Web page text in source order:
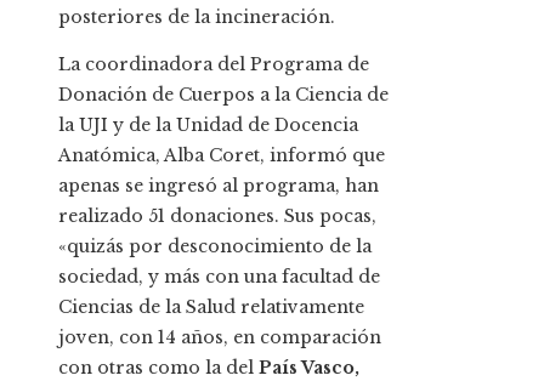
posteriores de la incineración.
La coordinadora del Programa de
Donación de Cuerpos a la Ciencia de
la UJI y de la Unidad de Docencia
Anatómica, Alba Coret, informó que
apenas se ingresó al programa, han
realizado 51 donaciones. Sus pocas,
«quizás por desconocimiento de la
sociedad, y más con una facultad de
Ciencias de la Salud relativamente
joven, con 14 años, en comparación
con otras como la del País Vasco,